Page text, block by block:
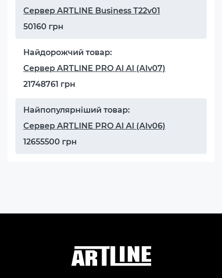
Сервер ARTLINE Business T22v01
50160 грн
Найдорожчий товар:
Сервер ARTLINE PRO AI AI (AIv07)
21748761 грн
Найпопулярніший товар:
Сервер ARTLINE PRO AI AI (AIv06)
12655500 грн